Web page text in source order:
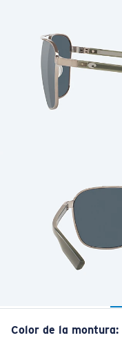
Color de la montura: